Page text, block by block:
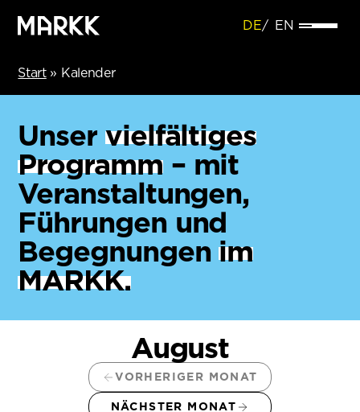
DE EN
Start» Kalender
Unser vielfältiges
Programm– mit
Veranstaltungen,
Führungen und
Begegnungenim
MARKK.
August
VORHERIGER MONAT
NÄCHSTER MONAT